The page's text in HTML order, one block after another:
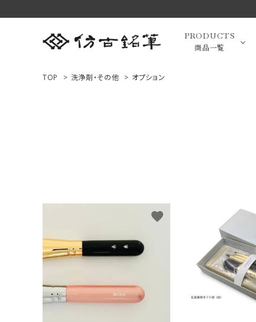
PRODUCTS
商品一覧
高級化
洗浄剤
商品一覧
私たちについて
ご利用ガイド
TOP > 洗浄剤・その他 > オプション
favorite